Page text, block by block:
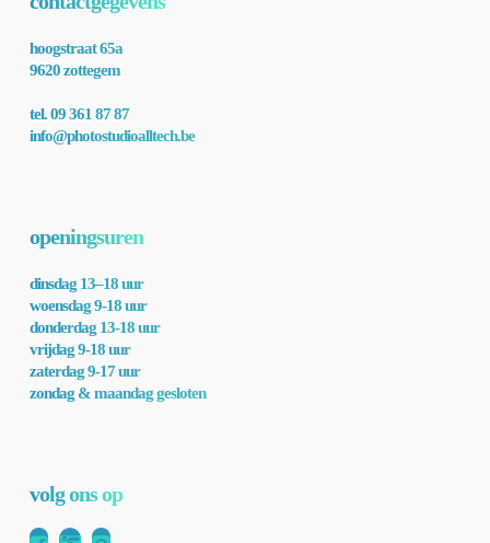
hoogstraat 65a
9620 zottegem
tel. 09 361 87 87
info@photostudioalltech.be
openingsuren
dinsdag 13–18 uur
woensdag 9-18 uur
donderdag 13-18 uur
vrijdag 9-18 uur
zaterdag 9-17 uur
zondag & maandag gesloten
volg ons op